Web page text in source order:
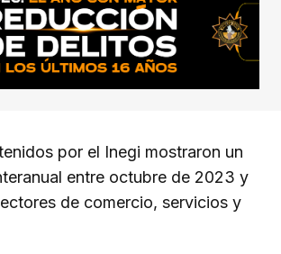
por el Inegi mostraron un
entre octubre de 2023 y
de comercio, servicios y